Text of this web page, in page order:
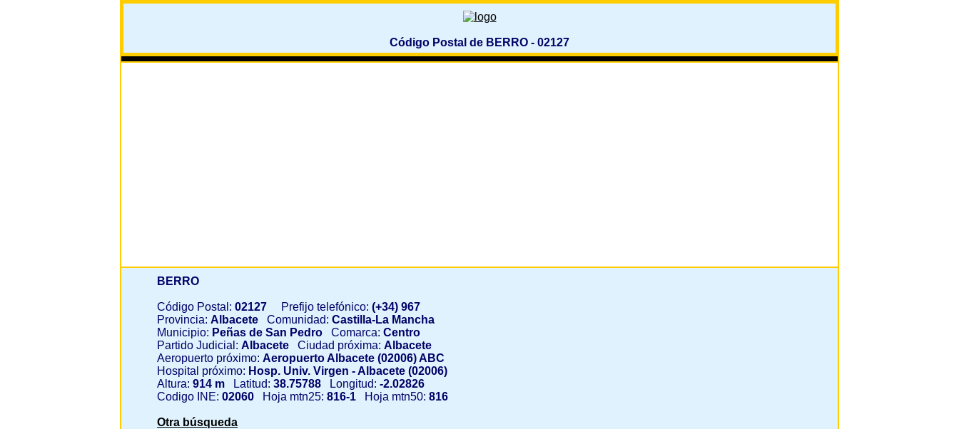
Código Postal de BERRO - 02127
BERRO
Código Postal: 02127 Prefijo telefónico: (+34) 967
Provincia: Albacete Comunidad: Castilla-La Mancha
Municipio: Peñas de San Pedro Comarca: Centro
Partido Judicial: Albacete Ciudad próxima: Albacete
Aeropuerto próximo: Aeropuerto Albacete (02006) ABC
Hospital próximo: Hosp. Univ. Virgen - Albacete (02006)
Altura: 914 m Latitud: 38.75788 Longitud: -2.02826
Codigo INE: 02060 Hoja mtn25: 816-1 Hoja mtn50: 816
Otra búsqueda